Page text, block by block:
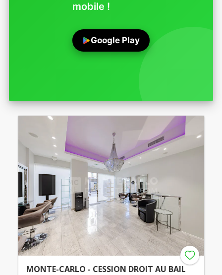
mobile !
Google Play
MONTE-CARLO - CESSION DROIT AU BAIL